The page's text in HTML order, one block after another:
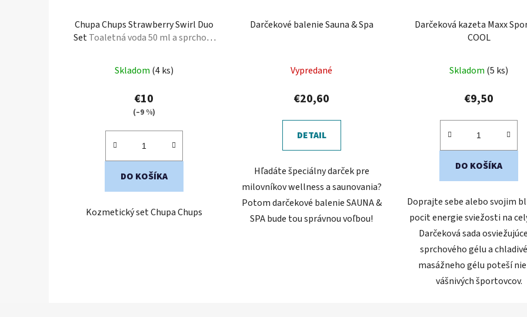
Chupa Chups Strawberry Swirl Duo
SetToaletná voda 50 ml a sprchový
hodnotenie
produktu
je
z
hviezdičiek.
Skladom (4 ks)
€10
(–9 %)
DO KOŠÍKA
Kozmetický set Chupa Chups
Darčekové balenie Sauna & Spa
Vypredané
€20,60
DETAIL
Hľadáte špeciálny darček pre
milovníkov wellness a saunovania?
Potom darčekové balenie SAUNA &
SPA bude tou správnou voľbou!
Darčeková kazeta Maxx
COOL
Skladom (5 ks)
€9,50
DO KOŠÍKA
Doprajte sebe alebo svojim
pocit energie sviežosti na
Darčeková sada
sprchového gélu a
masážneho gélu poteší
vášnivých športovcov.